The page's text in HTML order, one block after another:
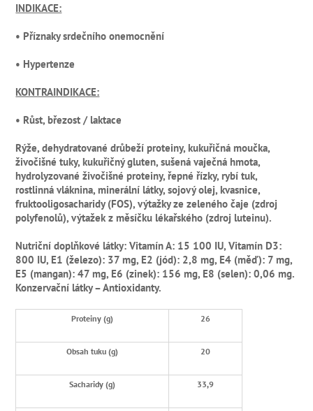
INDIKACE:
• Příznaky srdečního onemocnění
• Hypertenze
KONTRAINDIKACE:
• Růst, březost / laktace
Rýže, dehydratované drůbeží proteiny, kukuřičná moučka,
živočišné tuky, kukuřičný gluten, sušená vaječná hmota,
hydrolyzované živočišné proteiny, řepné řízky, rybí tuk,
rostlinná vláknina, minerální látky, sojový olej, kvasnice,
fruktooligosacharidy (FOS), výtažky ze zeleného čaje (zdroj
polyfenolů), výtažek z měsíčku lékařského (zdroj luteinu).
Nutriční doplňkové látky: Vitamín A: 15 100 IU, Vitamín D3:
800 IU, E1 (železo): 37 mg, E2 (jód): 2,8 mg, E4 (měď): 7 mg,
E5 (mangan): 47 mg, E6 (zinek): 156 mg, E8 (selen): 0,06 mg.
Konzervační látky – Antioxidanty.
Proteiny (g) 26
Obsah tuku (g) 20
Sacharidy (g) 33,9